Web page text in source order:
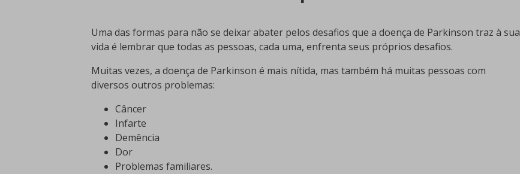
Uma das formas para não se deixar abater pelos desafios que a doença de Parkinson traz à sua
vida é lembrar que todas as pessoas, cada uma, enfrenta seus próprios desafios.
Muitas vezes, a doença de Parkinson é mais nítida, mas também há muitas pessoas com
diversos outros problemas:
Câncer
Infarte
Demência
Dor
Problemas familiares.